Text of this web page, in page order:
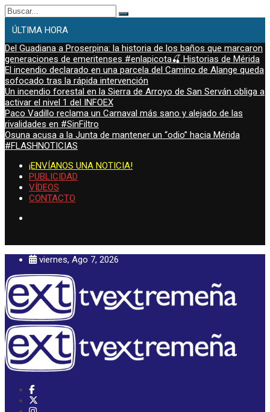
Buscar:
ÚLTIMA HORA
Del Guadiana a Proserpina: la historia de los baños que marcaron
generaciones de emeritenses #enlapicota🍒 Historias de Mérida
El incendio declarado en una parcela del Camino de Alange queda
sofocado tras la rápida intervención
Un incendio forestal en la Sierra de Arroyo de San Serván obliga a
activar el nivel 1 del INFOEX
Paco Vadillo reclama un Carnaval más sano y alejado de las
rivalidades en #SinFiltro
Osuna acusa a la Junta de mantener un “odio” hacia Mérida
#FLASHNOTICIAS
¡ENVÍANOS UNA NOTICIA!
PUBLICIDAD
VÍDEOS
CONTACTO
viernes, Ago 7, 2026